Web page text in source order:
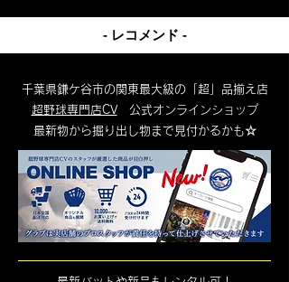
- レコメンド -
千葉県鎌ケ谷市の関東最大級の「超」品揃え店
超野球専門店CV公式オンラインショップ
​最新物から掘り出し物まで見付かるかも☆